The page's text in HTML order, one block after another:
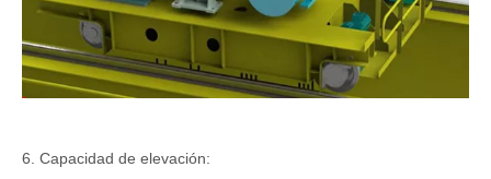
6. Capacidad de elevación: